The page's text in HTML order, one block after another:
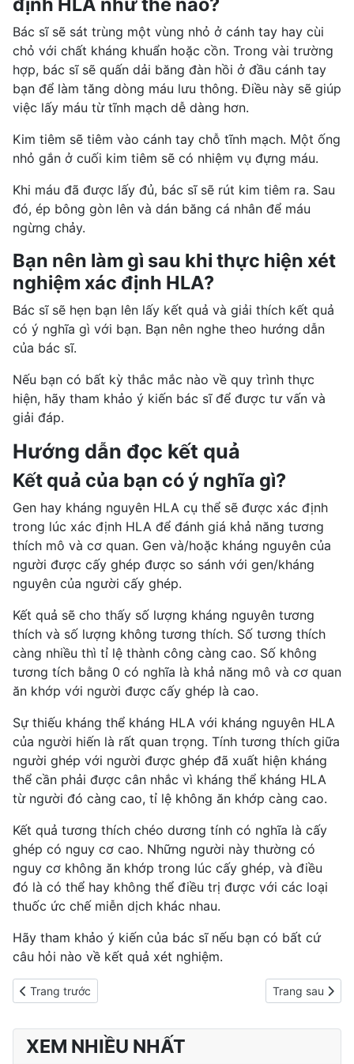
Bác sĩ sẽ sát trùng một vùng nhỏ ở cánh tay hay cùi
chỏ với chất kháng khuẩn hoặc cồn. Trong vài trường
hợp, bác sĩ sẽ quấn dải băng đàn hồi ở đầu cánh tay
bạn để làm tăng dòng máu lưu thông. Điều này sẽ giúp
việc lấy máu từ tĩnh mạch dễ dàng hơn.
Kim tiêm sẽ tiêm vào cánh tay chỗ tĩnh mạch. Một ống
nhỏ gắn ở cuối kim tiêm sẽ có nhiệm vụ đựng máu.
Khi máu đã được lấy đủ, bác sĩ sẽ rút kim tiêm ra. Sau
đó, ép bông gòn lên và dán băng cá nhân để máu
ngừng chảy.
Bạn nên làm gì sau khi thực hiện xét
nghiệm xác định HLA?
Bác sĩ sẽ hẹn bạn lên lấy kết quả và giải thích kết quả
có ý nghĩa gì với bạn. Bạn nên nghe theo hướng dẫn
của bác sĩ.
Nếu bạn có bất kỳ thắc mắc nào về quy trình thực
hiện, hãy tham khảo ý kiến bác sĩ để được tư vấn và
giải đáp.
Hướng dẫn đọc kết quả
Kết quả của bạn có ý nghĩa gì?
Gen hay kháng nguyên HLA cụ thể sẽ được xác định
trong lúc xác định HLA để đánh giá khả năng tương
thích mô và cơ quan. Gen và/hoặc kháng nguyên của
người được cấy ghép được so sánh với gen/kháng
nguyên của người cấy ghép.
Kết quả sẽ cho thấy số lượng kháng nguyên tương
thích và số lượng không tương thích. Số tương thích
càng nhiều thì tỉ lệ thành công càng cao. Số không
tương tích bằng 0 có nghĩa là khả năng mô và cơ quan
ăn khớp với người được cấy ghép là cao.
Sự thiếu kháng thể kháng HLA với kháng nguyên HLA
của người hiến là rất quan trọng. Tính tương thích giữa
người ghép với người được ghép đã xuất hiện kháng
thể cần phải được cân nhắc vì kháng thể kháng HLA
từ người đó càng cao, tỉ lệ không ăn khớp càng cao.
Kết quả tương thích chéo dương tính có nghĩa là cấy
ghép có nguy cơ cao. Những người này thường có
nguy cơ không ăn khớp trong lúc cấy ghép, và điều
đó là có thể hay không thể điều trị được với các loại
thuốc ức chế miễn dịch khác nhau.
Hãy tham khảo ý kiến của bác sĩ nếu bạn có bất cứ
câu hỏi nào về kết quả xét nghiệm.
Previous article: Xét nghiệm cortisol trong máu là gì? Những lưu
Trang trước Next article:
Trang sau
XEM NHIỀU NHẤT